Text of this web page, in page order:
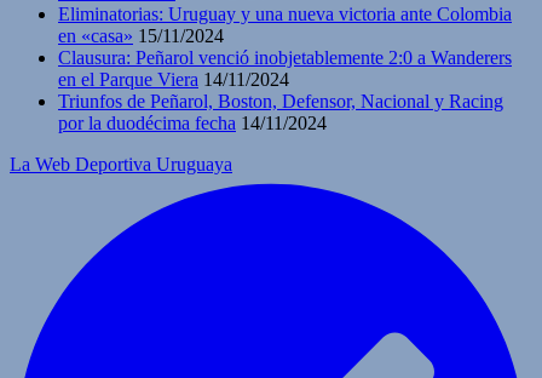
Eliminatorias: Uruguay y una nueva victoria ante Colombia
en «casa» 15/11/2024
Clausura: Peñarol venció inobjetablemente 2:0 a Wanderers
en el Parque Viera 14/11/2024
Triunfos de Peñarol, Boston, Defensor, Nacional y Racing
por la duodécima fecha 14/11/2024
La Web Deportiva Uruguaya